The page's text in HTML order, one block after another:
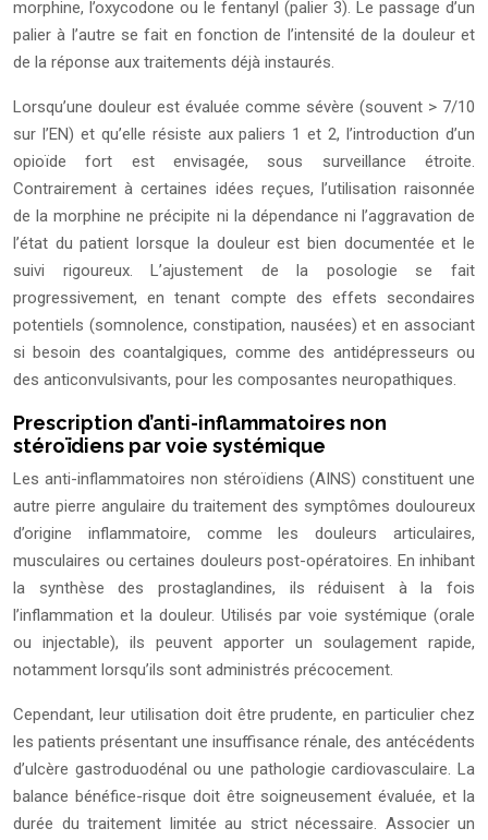
morphine, l’oxycodone ou le fentanyl (palier 3). Le passage d’un
palier à l’autre se fait en fonction de l’intensité de la douleur et
de la réponse aux traitements déjà instaurés.
Lorsqu’une douleur est évaluée comme sévère (souvent > 7/10
sur l’EN) et qu’elle résiste aux paliers 1 et 2, l’introduction d’un
opioïde fort est envisagée, sous surveillance étroite.
Contrairement à certaines idées reçues, l’utilisation raisonnée
de la morphine ne précipite ni la dépendance ni l’aggravation de
l’état du patient lorsque la douleur est bien documentée et le
suivi rigoureux. L’ajustement de la posologie se fait
progressivement, en tenant compte des effets secondaires
potentiels (somnolence, constipation, nausées) et en associant
si besoin des coantalgiques, comme des antidépresseurs ou
des anticonvulsivants, pour les composantes neuropathiques.
Prescription d’anti-inflammatoires non
stéroïdiens par voie systémique
Les anti-inflammatoires non stéroïdiens (AINS) constituent une
autre pierre angulaire du traitement des symptômes douloureux
d’origine inflammatoire, comme les douleurs articulaires,
musculaires ou certaines douleurs post-opératoires. En inhibant
la synthèse des prostaglandines, ils réduisent à la fois
l’inflammation et la douleur. Utilisés par voie systémique (orale
ou injectable), ils peuvent apporter un soulagement rapide,
notamment lorsqu’ils sont administrés précocement.
Cependant, leur utilisation doit être prudente, en particulier chez
les patients présentant une insuffisance rénale, des antécédents
d’ulcère gastroduodénal ou une pathologie cardiovasculaire. La
balance bénéfice-risque doit être soigneusement évaluée, et la
durée du traitement limitée au strict nécessaire. Associer un